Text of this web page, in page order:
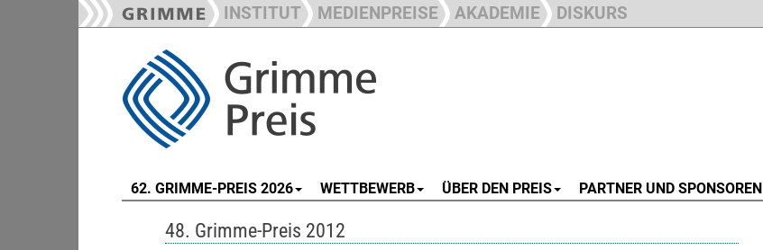
INSTITUT MEDIENPREISE AKADEMIE DISKURS
62. GRIMME-PREIS 2026 WETTBEWERB ÜBER DEN PREIS PARTNER UND SPONSOREN
48. Grimme-Preis 2012